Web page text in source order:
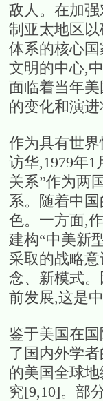
敌人。在加
制亚太地区
体系的核心
文明的中心,
面临着当年
的变化和演进
作为具有世
访华,1979年
关系”作为两
系。随着中
色。一方面,
建构“中美新
采取的战略
念、新模式
前发展,这是
鉴于美国在
了国内外学
的美国全球
究[9,10]。部